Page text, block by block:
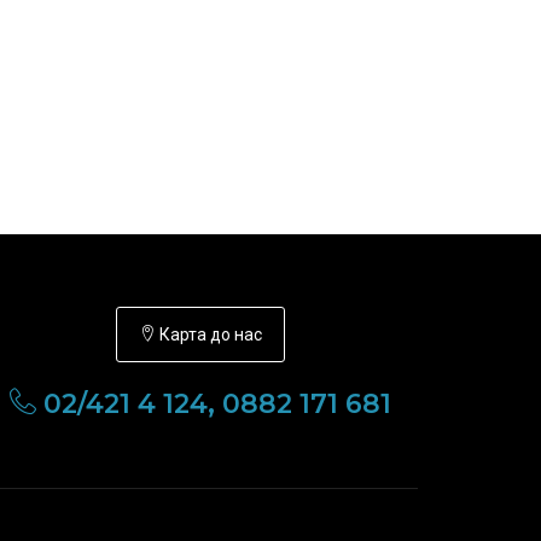
Карта до нас
02/421 4 124, 0882 171 681